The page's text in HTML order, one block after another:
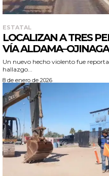
ESTATAL
LOCALIZAN A TRES
VÍA ALDAMA–OJINAGA
Un nuevo hecho violento fue
hallazgo...
8 de enero de 2026